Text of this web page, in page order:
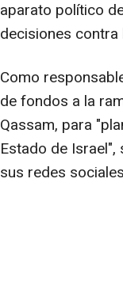
aparato político
decisiones contra
Como
de fondos a la
Qassam, para
Estado de
sus redes